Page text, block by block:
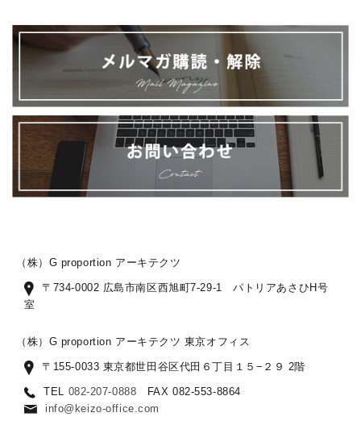
（株）G proportion アーキテクツ
〒734-0002 広島市南区西旭町7-29-1 パトリアあさひH号
室
（株）G proportion アーキテクツ 東京オフィス
〒155-0033 東京都世田谷区代田６丁目１５−２９ 2階
TEL 082-207-0888 FAX 082-553-8864
info@keizo-office.com